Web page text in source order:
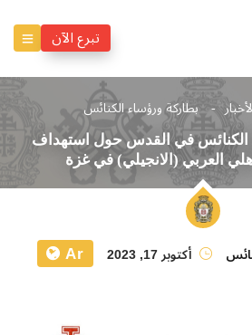
تبرع الآن
بطاركة ورؤساء الكنائس
الكنائس في القدس حول استهداف
العربي (الانجيلي) في غزة
أكتوبر 17, 2023 Ar